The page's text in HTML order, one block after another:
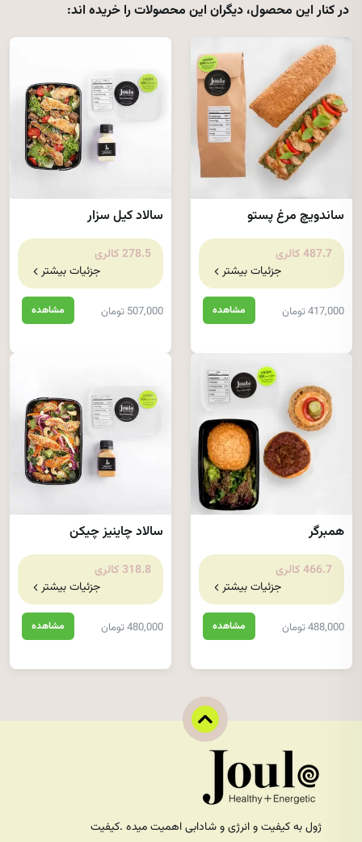
در کنار این محصول، دیگران این محصولات را خریده اند:
ساندویچ مرغ پستو
487.7 کالری
جزئیات بیشتر
417,000 تومان مشاهده
سالاد کیل سزار
278.5 کالری
جزئیات بیشتر
507,000 تومان مشاهده
همبرگر
466.7 کالری
جزئیات بیشتر
488,000 تومان مشاهده
سالاد چاینیز چیکن
318.8 کالری
جزئیات بیشتر
480,000 تومان مشاهده
ژول به کیفیت و انرژی و شادابی اهمیت میده .کیفیت